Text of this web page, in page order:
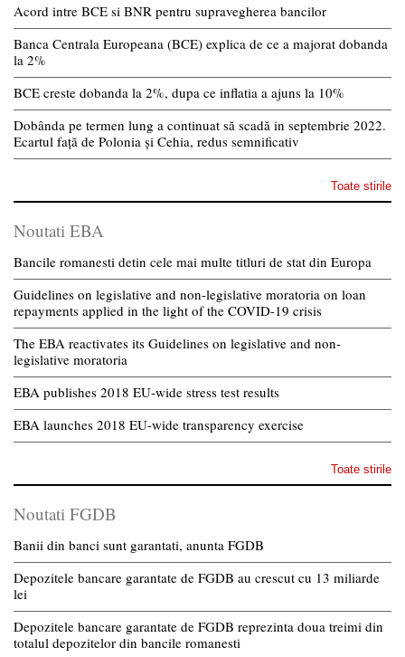
Acord intre BCE si BNR pentru supravegherea bancilor
Banca Centrala Europeana (BCE) explica de ce a majorat dobanda
la 2%
BCE creste dobanda la 2%, dupa ce inflatia a ajuns la 10%
Dobânda pe termen lung a continuat să scadă in septembrie 2022.
Ecartul față de Polonia și Cehia, redus semnificativ
Toate stirile
Noutati EBA
Bancile romanesti detin cele mai multe titluri de stat din Europa
Guidelines on legislative and non-legislative moratoria on loan
repayments applied in the light of the COVID-19 crisis
The EBA reactivates its Guidelines on legislative and non-
legislative moratoria
EBA publishes 2018 EU-wide stress test results
EBA launches 2018 EU-wide transparency exercise
Toate stirile
Noutati FGDB
Banii din banci sunt garantati, anunta FGDB
Depozitele bancare garantate de FGDB au crescut cu 13 miliarde
lei
Depozitele bancare garantate de FGDB reprezinta doua treimi din
totalul depozitelor din bancile romanesti